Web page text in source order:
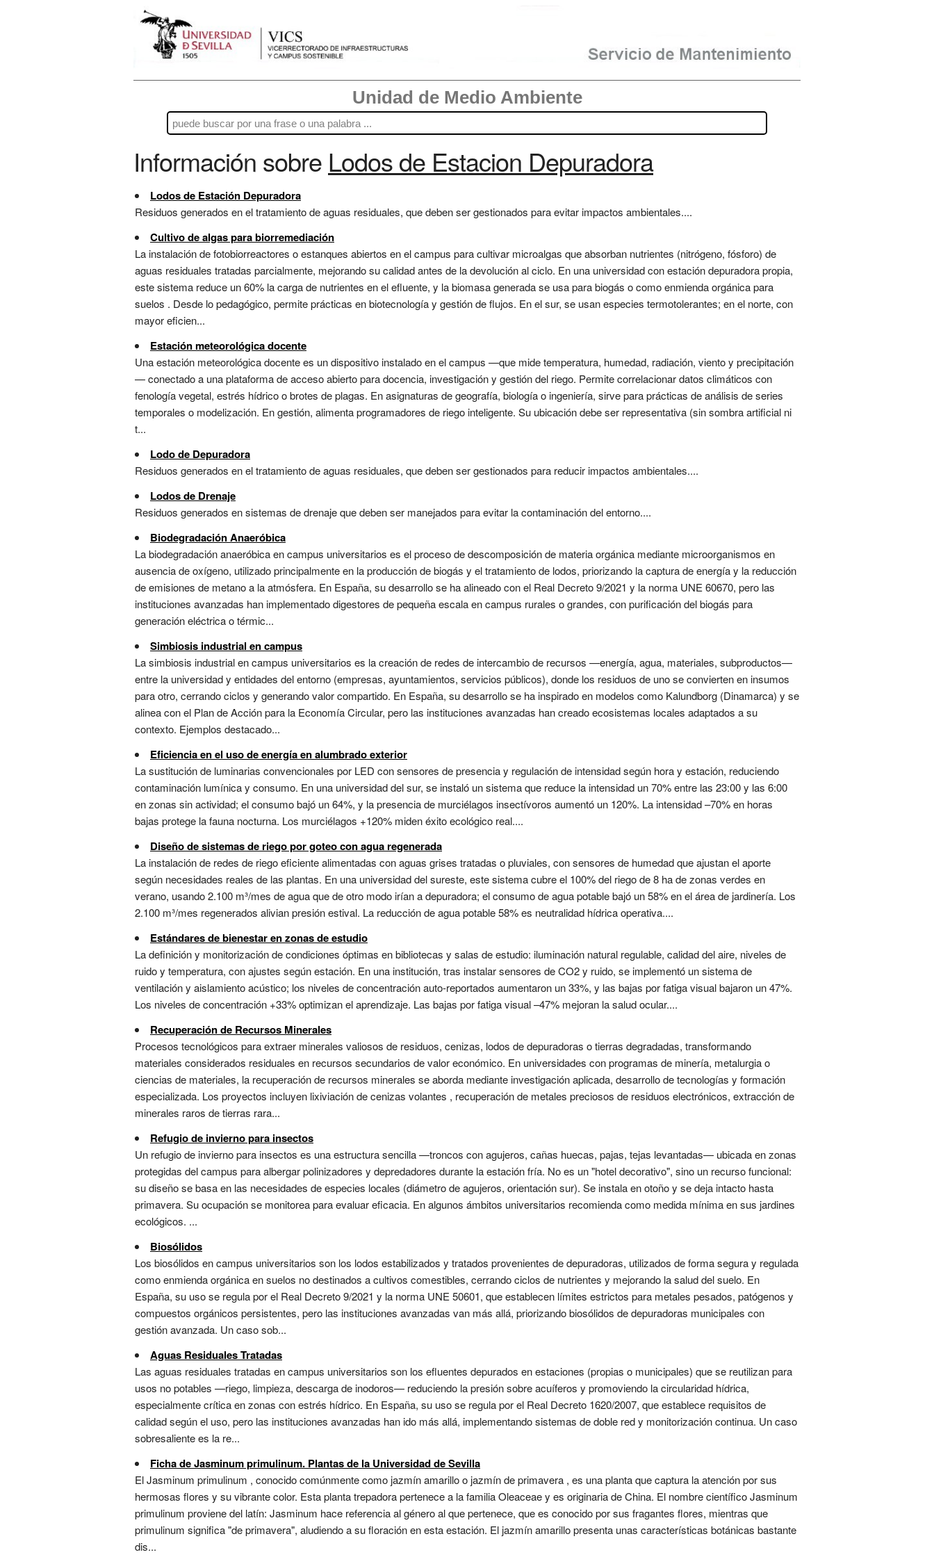
Unidad de Medio Ambiente
Información sobre Lodos de Estacion Depuradora
Lodos de Estación Depuradora
Residuos generados en el tratamiento de aguas residuales, que deben ser gestionados para evitar impactos ambientales....
Cultivo de algas para biorremediación
La instalación de fotobiorreactores o estanques abiertos en el campus para cultivar microalgas que absorban nutrientes (nitrógeno, fósforo) de
aguas residuales tratadas parcialmente, mejorando su calidad antes de la devolución al ciclo. En una universidad con estación depuradora propia,
este sistema reduce un 60% la carga de nutrientes en el efluente, y la biomasa generada se usa para biogás o como enmienda orgánica para
suelos . Desde lo pedagógico, permite prácticas en biotecnología y gestión de flujos. En el sur, se usan especies termotolerantes; en el norte, con
mayor eficien...
Estación meteorológica docente
Una estación meteorológica docente es un dispositivo instalado en el campus —que mide temperatura, humedad, radiación, viento y precipitación
— conectado a una plataforma de acceso abierto para docencia, investigación y gestión del riego. Permite correlacionar datos climáticos con
fenología vegetal, estrés hídrico o brotes de plagas. En asignaturas de geografía, biología o ingeniería, sirve para prácticas de análisis de series
temporales o modelización. En gestión, alimenta programadores de riego inteligente. Su ubicación debe ser representativa (sin sombra artificial ni
t...
Lodo de Depuradora
Residuos generados en el tratamiento de aguas residuales, que deben ser gestionados para reducir impactos ambientales....
Lodos de Drenaje
Residuos generados en sistemas de drenaje que deben ser manejados para evitar la contaminación del entorno....
Biodegradación Anaeróbica
La biodegradación anaeróbica en campus universitarios es el proceso de descomposición de materia orgánica mediante microorganismos en
ausencia de oxígeno, utilizado principalmente en la producción de biogás y el tratamiento de lodos, priorizando la captura de energía y la reducción
de emisiones de metano a la atmósfera. En España, su desarrollo se ha alineado con el Real Decreto 9/2021 y la norma UNE 60670, pero las
instituciones avanzadas han implementado digestores de pequeña escala en campus rurales o grandes, con purificación del biogás para
generación eléctrica o térmic...
Simbiosis industrial en campus
La simbiosis industrial en campus universitarios es la creación de redes de intercambio de recursos —energía, agua, materiales, subproductos—
entre la universidad y entidades del entorno (empresas, ayuntamientos, servicios públicos), donde los residuos de uno se convierten en insumos
para otro, cerrando ciclos y generando valor compartido. En España, su desarrollo se ha inspirado en modelos como Kalundborg (Dinamarca) y se
alinea con el Plan de Acción para la Economía Circular, pero las instituciones avanzadas han creado ecosistemas locales adaptados a su
contexto. Ejemplos destacado...
Eficiencia en el uso de energía en alumbrado exterior
La sustitución de luminarias convencionales por LED con sensores de presencia y regulación de intensidad según hora y estación, reduciendo
contaminación lumínica y consumo. En una universidad del sur, se instaló un sistema que reduce la intensidad un 70% entre las 23:00 y las 6:00
en zonas sin actividad; el consumo bajó un 64%, y la presencia de murciélagos insectívoros aumentó un 120%. La intensidad –70% en horas
bajas protege la fauna nocturna. Los murciélagos +120% miden éxito ecológico real....
Diseño de sistemas de riego por goteo con agua regenerada
La instalación de redes de riego eficiente alimentadas con aguas grises tratadas o pluviales, con sensores de humedad que ajustan el aporte
según necesidades reales de las plantas. En una universidad del sureste, este sistema cubre el 100% del riego de 8 ha de zonas verdes en
verano, usando 2.100 m³/mes de agua que de otro modo irían a depuradora; el consumo de agua potable bajó un 58% en el área de jardinería. Los
2.100 m³/mes regenerados alivian presión estival. La reducción de agua potable 58% es neutralidad hídrica operativa....
Estándares de bienestar en zonas de estudio
La definición y monitorización de condiciones óptimas en bibliotecas y salas de estudio: iluminación natural regulable, calidad del aire, niveles de
ruido y temperatura, con ajustes según estación. En una institución, tras instalar sensores de CO2 y ruido, se implementó un sistema de
ventilación y aislamiento acústico; los niveles de concentración auto-reportados aumentaron un 33%, y las bajas por fatiga visual bajaron un 47%.
Los niveles de concentración +33% optimizan el aprendizaje. Las bajas por fatiga visual –47% mejoran la salud ocular....
Recuperación de Recursos Minerales
Procesos tecnológicos para extraer minerales valiosos de residuos, cenizas, lodos de depuradoras o tierras degradadas, transformando
materiales considerados residuales en recursos secundarios de valor económico. En universidades con programas de minería, metalurgia o
ciencias de materiales, la recuperación de recursos minerales se aborda mediante investigación aplicada, desarrollo de tecnologías y formación
especializada. Los proyectos incluyen lixiviación de cenizas volantes , recuperación de metales preciosos de residuos electrónicos, extracción de
minerales raros de tierras rara...
Refugio de invierno para insectos
Un refugio de invierno para insectos es una estructura sencilla —troncos con agujeros, cañas huecas, pajas, tejas levantadas— ubicada en zonas
protegidas del campus para albergar polinizadores y depredadores durante la estación fría. No es un "hotel decorativo", sino un recurso funcional:
su diseño se basa en las necesidades de especies locales (diámetro de agujeros, orientación sur). Se instala en otoño y se deja intacto hasta
primavera. Su ocupación se monitorea para evaluar eficacia. En algunos ámbitos universitarios recomienda como medida mínima en sus jardines
ecológicos. ...
Biosólidos
Los biosólidos en campus universitarios son los lodos estabilizados y tratados provenientes de depuradoras, utilizados de forma segura y regulada
como enmienda orgánica en suelos no destinados a cultivos comestibles, cerrando ciclos de nutrientes y mejorando la salud del suelo. En
España, su uso se regula por el Real Decreto 9/2021 y la norma UNE 50601, que establecen límites estrictos para metales pesados, patógenos y
compuestos orgánicos persistentes, pero las instituciones avanzadas van más allá, priorizando biosólidos de depuradoras municipales con
gestión avanzada. Un caso sob...
Aguas Residuales Tratadas
Las aguas residuales tratadas en campus universitarios son los efluentes depurados en estaciones (propias o municipales) que se reutilizan para
usos no potables —riego, limpieza, descarga de inodoros— reduciendo la presión sobre acuíferos y promoviendo la circularidad hídrica,
especialmente crítica en zonas con estrés hídrico. En España, su uso se regula por el Real Decreto 1620/2007, que establece requisitos de
calidad según el uso, pero las instituciones avanzadas han ido más allá, implementando sistemas de doble red y monitorización continua. Un caso
sobresaliente es la re...
Ficha de Jasminum primulinum. Plantas de la Universidad de Sevilla
El Jasminum primulinum , conocido comúnmente como jazmín amarillo o jazmín de primavera , es una planta que captura la atención por sus
hermosas flores y su vibrante color. Esta planta trepadora pertenece a la familia Oleaceae y es originaria de China. El nombre científico Jasminum
primulinum proviene del latín: Jasminum hace referencia al género al que pertenece, que es conocido por sus fragantes flores, mientras que
primulinum significa "de primavera", aludiendo a su floración en esta estación. El jazmín amarillo presenta unas características botánicas bastante
dis...